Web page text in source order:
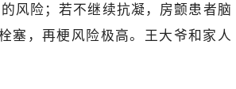
风险；若不继续抗凝，房颤患者脑
塞，再梗风险极高。王大爷和家人